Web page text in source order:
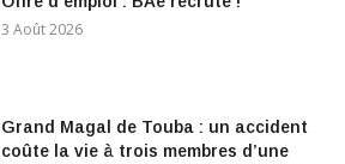
3 Août 2026
Grand Magal de Touba : un accident
coûte la vie à trois membres d’une